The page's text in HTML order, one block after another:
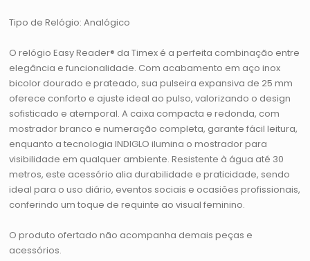
Tipo de Relógio: Analógico
O relógio Easy Reader® da Timex é a perfeita combinação entre
elegância e funcionalidade. Com acabamento em aço inox
bicolor dourado e prateado, sua pulseira expansiva de 25 mm
oferece conforto e ajuste ideal ao pulso, valorizando o design
sofisticado e atemporal. A caixa compacta e redonda, com
mostrador branco e numeração completa, garante fácil leitura,
enquanto a tecnologia INDIGLO ilumina o mostrador para
visibilidade em qualquer ambiente. Resistente à água até 30
metros, este acessório alia durabilidade e praticidade, sendo
ideal para o uso diário, eventos sociais e ocasiões profissionais,
conferindo um toque de requinte ao visual feminino.
O produto ofertado não acompanha demais peças e
acessórios.